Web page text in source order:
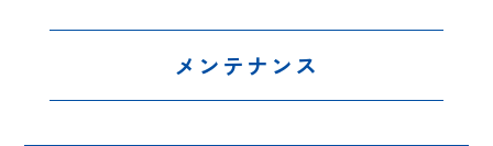
メンテナンス